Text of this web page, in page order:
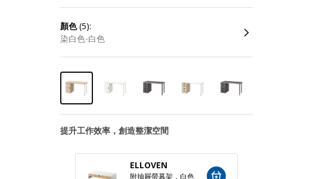
顏色(5):
染白色-白色
提升工作效率，創造整潔空間
ELLOVEN
附抽屜螢幕架，白色